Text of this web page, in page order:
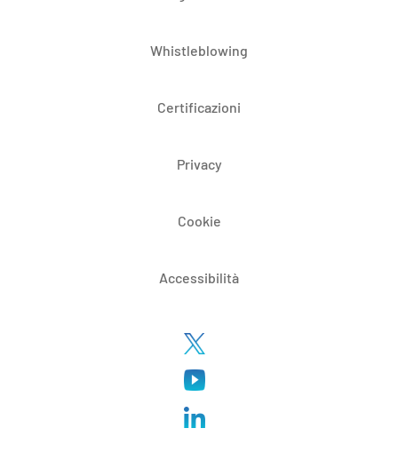
Whistleblowing
Certificazioni
Privacy
Cookie
Accessibilità